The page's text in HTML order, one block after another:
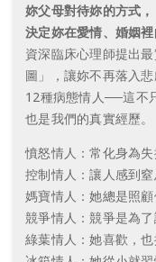
妳父母對待妳的方式，
決定妳在愛情、婚姻裡
資深臨床心理師提出
圖」，讓妳不再落入悲
12種病態情人──這不
也是我們的真實經歷。
憤怒情人：常化身為
控制情人：讓人感到
媽寶情人：她總是照
競爭情人：競爭是為
綠葉情人：她喜歡，